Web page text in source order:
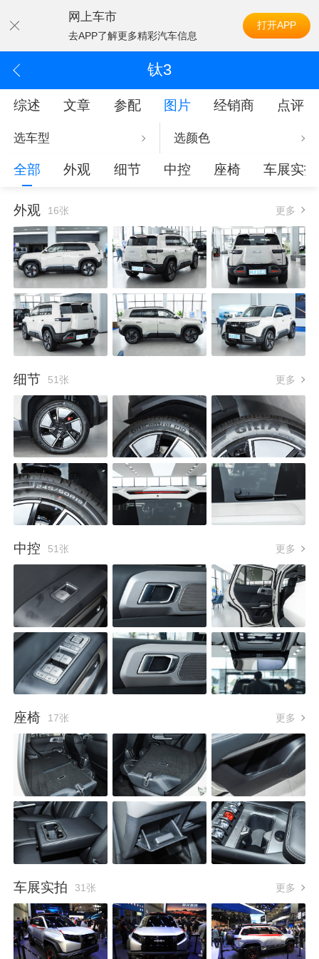
网上车市
去APP了解更多精彩汽车信息
打开APP
钛3
综述 文章 参配 图片 经销商 点评
选车型 选颜色
全部 外观 细节 中控 座椅 车展实拍
外观 16张 更多
细节 51张 更多
中控 51张 更多
座椅 17张 更多
车展实拍 31张 更多